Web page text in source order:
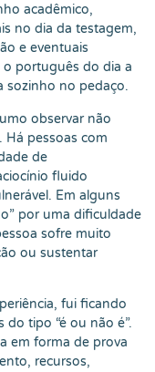
acadêmico,
no dia da testagem,
e eventuais
o português do dia a
sozinho no pedaço.
observar não
pessoas com
de
fluido
Em alguns
por uma dificuldade
sofre muito
ou sustentar
fui ficando
tipo “é ou não é”.
em forma de prova
recursos,